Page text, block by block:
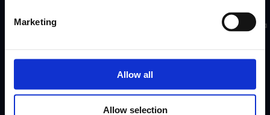
Marketing
Allow all
Allow selection
Työntekijät App Motiivisuus Työvoima